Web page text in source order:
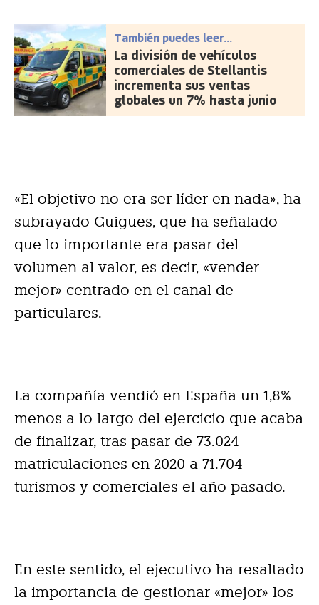
También puedes leer...
La división de vehículos
comerciales de Stellantis
incrementa sus ventas
globales un 7% hasta junio
«El objetivo no era ser líder en nada», ha
subrayado Guigues, que ha señalado
que lo importante era pasar del
volumen al valor, es decir, «vender
mejor» centrado en el canal de
particulares.
La compañía vendió en España un 1,8%
menos a lo largo del ejercicio que acaba
de finalizar, tras pasar de 73.024
matriculaciones en 2020 a 71.704
turismos y comerciales el año pasado.
En este sentido, el ejecutivo ha resaltado
la importancia de gestionar «mejor» los